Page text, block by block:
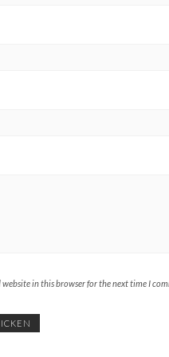
website in this browser for the next time I